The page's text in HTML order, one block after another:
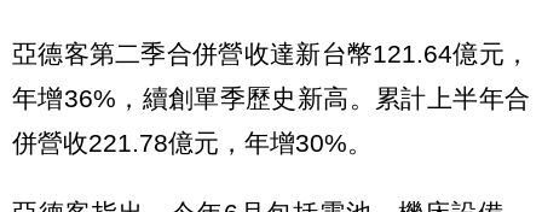
亞德客第二季合併營收達新台幣121.64億元，
年增36%，續創單季歷史新高。累計上半年合
併營收221.78億元，年增30%。